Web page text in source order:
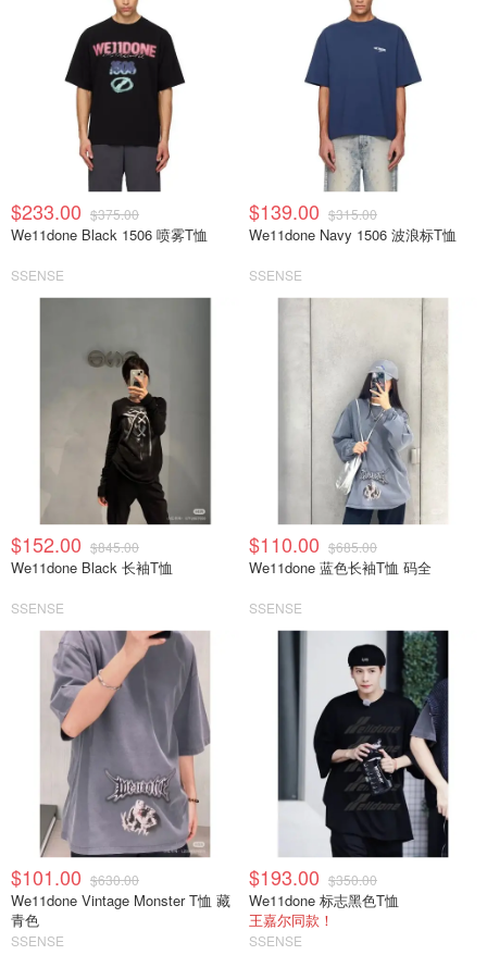
$233.00 $375.00
We11done Black 1506 喷雾T恤
SSENSE
$139.00 $315.00
We11done Navy 1506 波浪标T恤
SSENSE
$152.00 $845.00
We11done Black 长袖T恤
SSENSE
$110.00 $685.00
We11done 蓝色长袖T恤 码全
SSENSE
$101.00 $630.00
We11done Vintage Monster T恤 藏
青色
SSENSE
$193.00 $350.00
We11done 标志黑色T恤
王嘉尔同款！
SSENSE